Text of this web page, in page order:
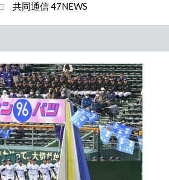
共同通信 47NEWS